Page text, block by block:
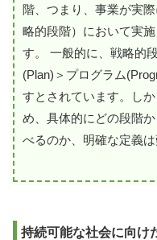
階、つまり、事業が実
略的段階）において実
す。 一般的に、戦略的
(Plan)＞プログラム
すとされています。し
め、具体的にどの段階
べるのか、明確な定義は
持続可能な社会に向け